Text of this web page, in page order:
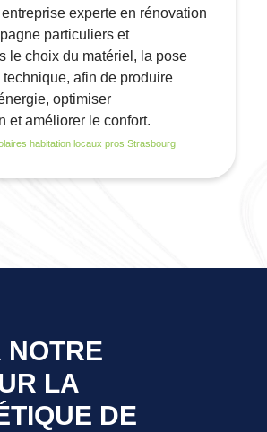
experte en rénovation
particuliers et
le choix du matériel, la pose
afin de produire
optimiser
et améliorer le confort.
habitation locaux pros Strasbourg
NOTRE
LA
DE